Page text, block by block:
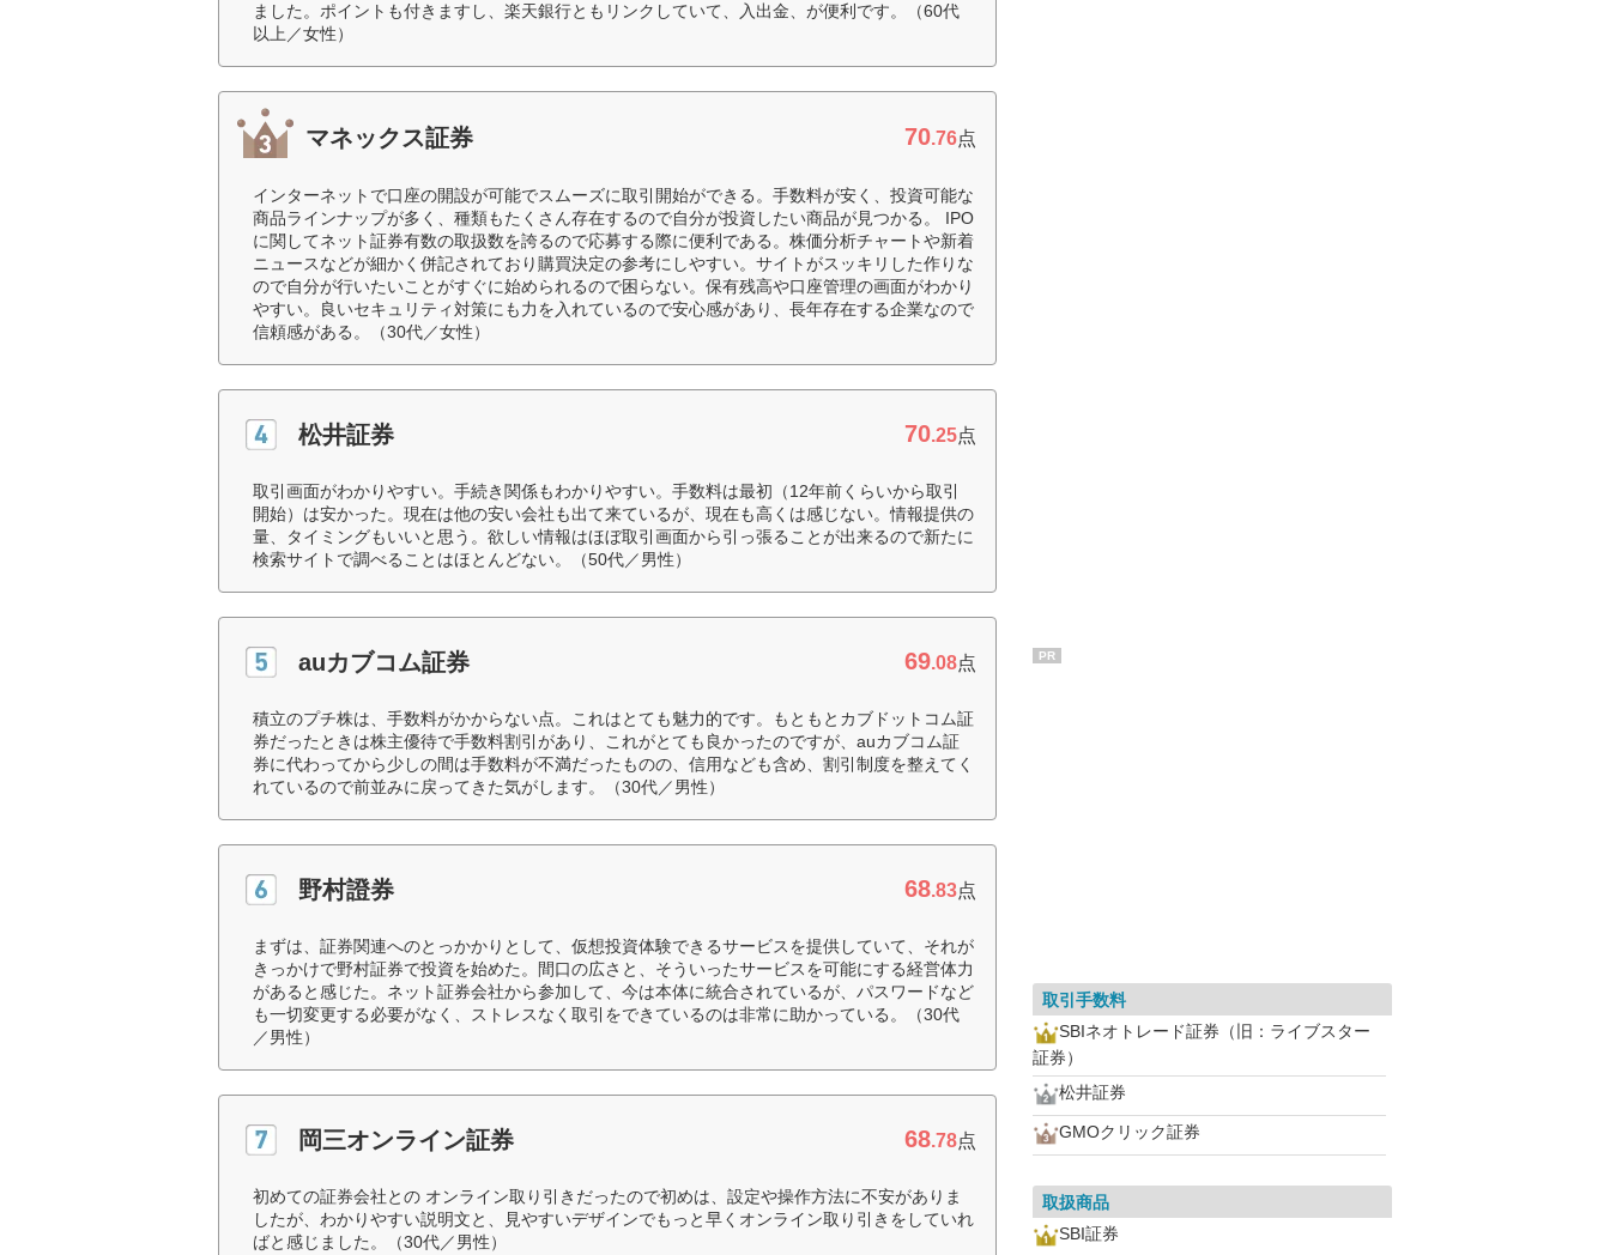
ました。ポイントも付きますし、楽天銀行ともリンクしていて、入出金、が便利です。（60代
以上／女性）
マネックス証券 70.76点
インターネットで口座の開設が可能でスムーズに取引開始ができる。手数料が安く、投資可能な
商品ラインナップが多く、種類もたくさん存在するので自分が投資したい商品が見つかる。 IPO
に関してネット証券有数の取扱数を誇るので応募する際に便利である。株価分析チャートや新着
ニュースなどが細かく併記されており購買決定の参考にしやすい。サイトがスッキリした作りな
ので自分が行いたいことがすぐに始められるので困らない。保有残高や口座管理の画面がわかり
やすい。良いセキュリティ対策にも力を入れているので安心感があり、長年存在する企業なので
信頼感がある。（30代／女性）
松井証券 70.25点
取引画面がわかりやすい。手続き関係もわかりやすい。手数料は最初（12年前くらいから取引
開始）は安かった。現在は他の安い会社も出て来ているが、現在も高くは感じない。情報提供の
量、タイミングもいいと思う。欲しい情報はほぼ取引画面から引っ張ることが出来るので新たに
検索サイトで調べることはほとんどない。（50代／男性）
auカブコム証券 69.08点
積立のプチ株は、手数料がかからない点。これはとても魅力的です。もともとカブドットコム証
券だったときは株主優待で手数料割引があり、これがとても良かったのですが、auカブコム証
券に代わってから少しの間は手数料が不満だったものの、信用なども含め、割引制度を整えてく
れているので前並みに戻ってきた気がします。（30代／男性）
野村證券 68.83点
まずは、証券関連へのとっかかりとして、仮想投資体験できるサービスを提供していて、それが
きっかけで野村証券で投資を始めた。間口の広さと、そういったサービスを可能にする経営体力
があると感じた。ネット証券会社から参加して、今は本体に統合されているが、パスワードなど
も一切変更する必要がなく、ストレスなく取引をできているのは非常に助かっている。（30代
／男性）
岡三オンライン証券 68.78点
初めての証券会社との オンライン取り引きだったので初めは、設定や操作方法に不安がありま
したが、わかりやすい説明文と、見やすいデザインでもっと早くオンライン取り引きをしていれ
ばと感じました。（30代／男性）
PR
取引手数料
SBIネオトレード証券（旧：ライブスター
証券）
松井証券
GMOクリック証券
取扱商品
SBI証券